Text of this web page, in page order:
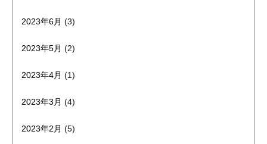
2023年6月 (3)
2023年5月 (2)
2023年4月 (1)
2023年3月 (4)
2023年2月 (5)